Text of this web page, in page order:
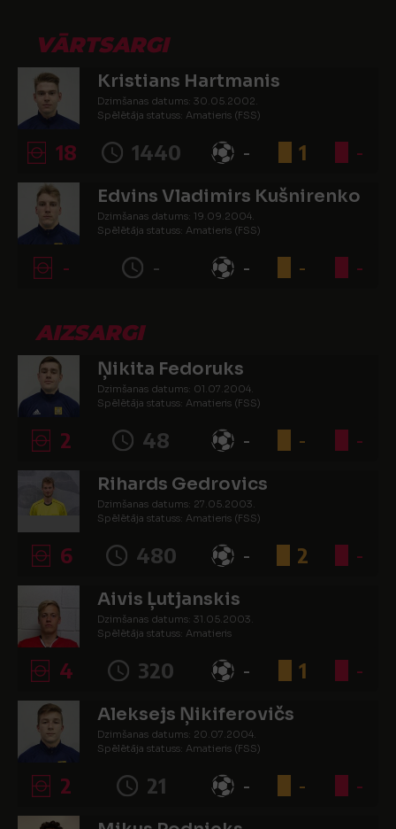
VĀRTSARGI
Kristians Hartmanis
Dzimšanas datums: 30.05.2002.
Spēlētāja statuss: Amatieris (FSS)
18 1440 - 1 -
Edvins Vladimirs Kušnirenko
Dzimšanas datums: 19.09.2004.
Spēlētāja statuss: Amatieris (FSS)
- - - - -
AIZSARGI
Ņikita Fedoruks
Dzimšanas datums: 01.07.2004.
Spēlētāja statuss: Amatieris (FSS)
2 48 - - -
Rihards Gedrovics
Dzimšanas datums: 27.05.2003.
Spēlētāja statuss: Amatieris (FSS)
6 480 - 2 -
Aivis Ļutjanskis
Dzimšanas datums: 31.05.2003.
Spēlētāja statuss: Amatieris
4 320 - 1 -
Aleksejs Ņikiferovičs
Dzimšanas datums: 20.07.2004.
Spēlētāja statuss: Amatieris (FSS)
2 21 - - -